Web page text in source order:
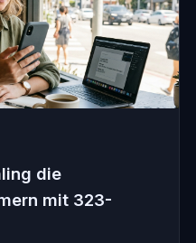
die
mit 323-